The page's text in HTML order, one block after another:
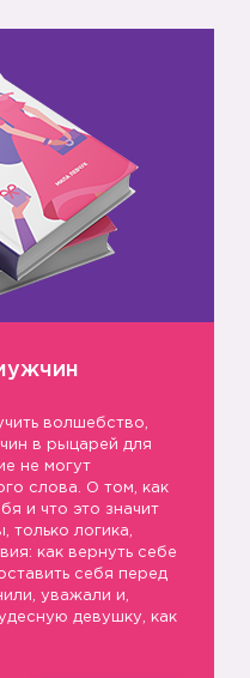
волшебство,
в рыцарей для
не могут
слова. О том, как
и что это значит
только логика,
как вернуть себе
себя перед
уважали и,
девушку, как